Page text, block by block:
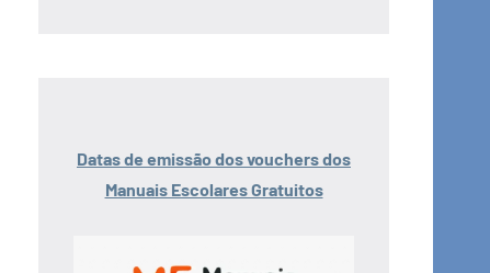
Datas de emissão dos vouchers dos
Manuais Escolares Gratuitos